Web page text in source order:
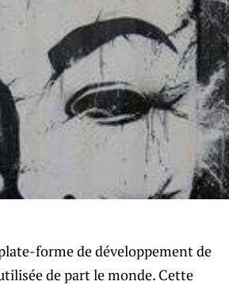
forme de développement de
de part le monde. Cette